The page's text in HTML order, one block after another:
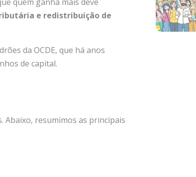
e redistribuição de
da OCDE, que há anos
de capital.
Abaixo, resumimos as principais